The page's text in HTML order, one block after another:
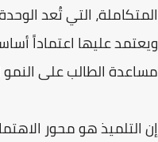
المتكاملة، التي تُعد
ويعتمد عليها اعتماداً
مساعدة الطالب على
إن التلميذ هو محور